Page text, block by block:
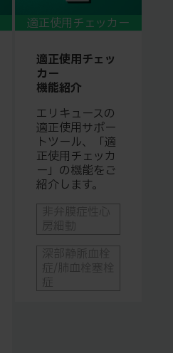
適正使用チェッカー
適正使用チェッ
カー
機能紹介
エリキュースの
適正使用サポー
トツール、「適
正使用チェッカ
ー」の機能をご
紹介します。
非弁膜症性心
房細動
深部静脈血栓
症/肺血栓塞栓
症